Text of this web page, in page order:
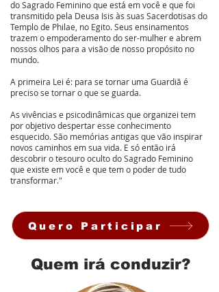
do Sagrado Feminino que está em você e que foi
transmitido pela Deusa Isis às suas Sacerdotisas do
Templo de Philae, no Egito. Seus ensinamentos
trazem o empoderamento do ser-mulher e abrem
nossos olhos para a visão de nosso propósito no
mundo.
A primeira Lei é: para se tornar uma Guardiã é
preciso se tornar o que se guarda.
As vivências e psicodinâmicas que organizei tem
por objetivo despertar esse conhecimento
esquecido. São memórias antigas que vão inspirar
novos caminhos em sua vida. E só então irá
descobrir o tesouro oculto do Sagrado Feminino
que existe em você e que tem o poder de tudo
transformar."
Quero Participar
Quem irá conduzir?